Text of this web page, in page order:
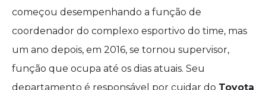
começou desempenhando a função de
coordenador do complexo esportivo do time, mas
um ano depois, em 2016, se tornou supervisor,
função que ocupa até os dias atuais. Seu
departamento é responsável por cuidar do Toyota